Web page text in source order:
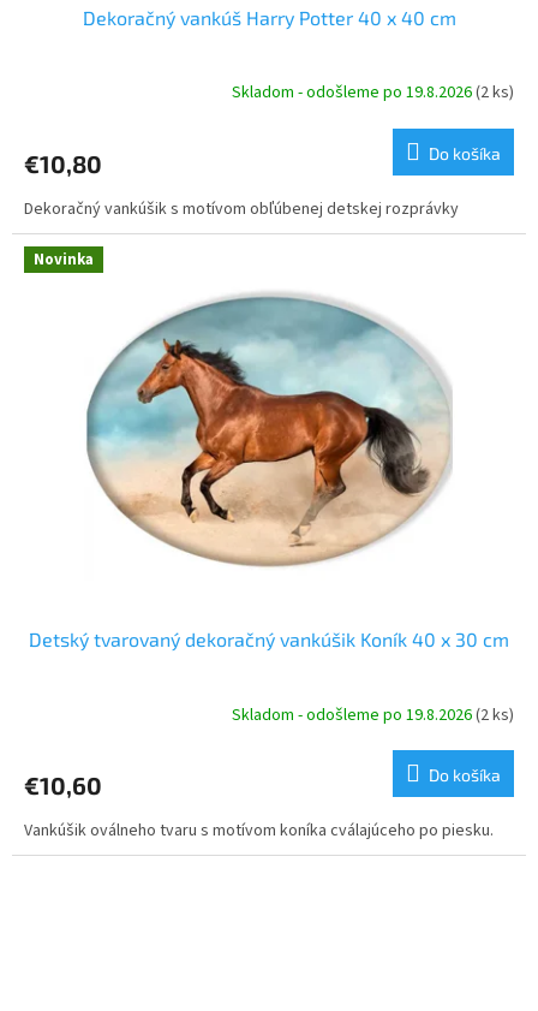
Dekoračný vankúš Harry Potter 40 x 40 cm
Skladom - odošleme po 19.8.2026(2 ks)
€10,80 Do košíka
Dekoračný vankúšik s motívom obľúbenej detskej rozprávky
Novinka
Detský tvarovaný dekoračný vankúšik Koník 40 x 30 cm
Skladom - odošleme po 19.8.2026(2 ks)
€10,60 Do košíka
Vankúšik oválneho tvaru s motívom koníka cválajúceho po piesku.